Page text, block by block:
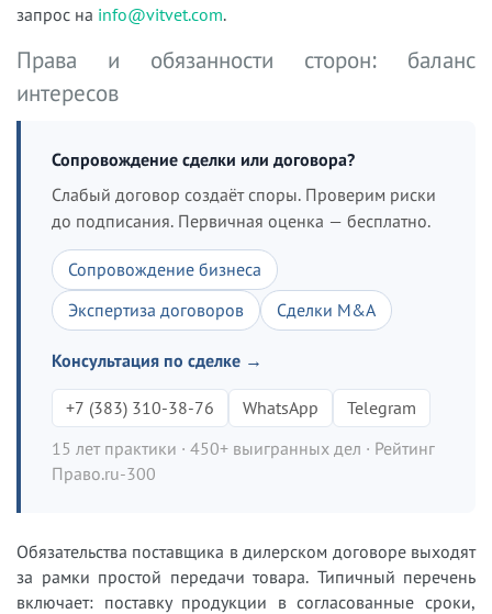
запрос на info@vitvet.com.
Права и обязанности сторон: баланс
интересов
Сопровождение сделки или договора?
Слабый договор создаёт споры. Проверим риски
до подписания. Первичная оценка — бесплатно.
Сопровождение бизнеса
Экспертиза договоров
Сделки M&A
Консультация по сделке →
+7 (383) 310-38-76 WhatsApp
Telegram
15 лет практики · 450+ выигранных дел · Рейтинг
Право.ru-300
Обязательства поставщика в дилерском договоре выходят
за рамки простой передачи товара. Типичный перечень
включает: поставку продукции в согласованные сроки,